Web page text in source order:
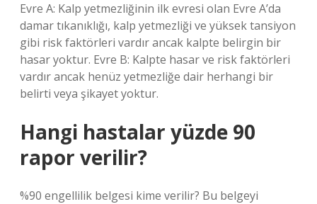
Evre A: Kalp yetmezliğinin ilk evresi olan Evre A’da
damar tıkanıklığı, kalp yetmezliği ve yüksek tansiyon
gibi risk faktörleri vardır ancak kalpte belirgin bir
hasar yoktur. Evre B: Kalpte hasar ve risk faktörleri
vardır ancak henüz yetmezliğe dair herhangi bir
belirti veya şikayet yoktur.
Hangi hastalar yüzde 90
rapor verilir?
%90 engellilik belgesi kime verilir? Bu belgeyi